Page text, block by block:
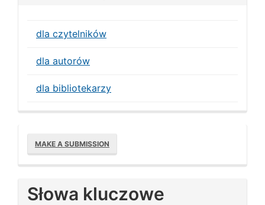
dla czytelników
dla autorów
dla bibliotekarzy
Make
a
Submission
MAKE A SUBMISSION
Słowa kluczowe